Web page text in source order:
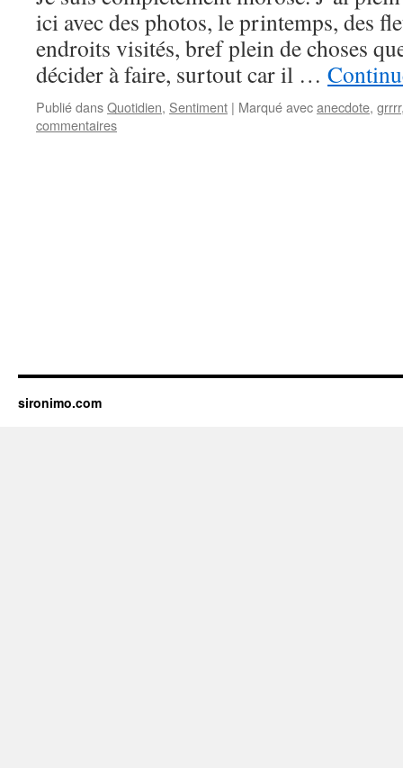
ici avec des photos, le printemps, des
endroits visités, bref plein de choses
décider à faire, surtout car il …
Publié dansQuotidien, Sentiment | Marqué avecanecdote, grrrr
commentaires
sironimo.com